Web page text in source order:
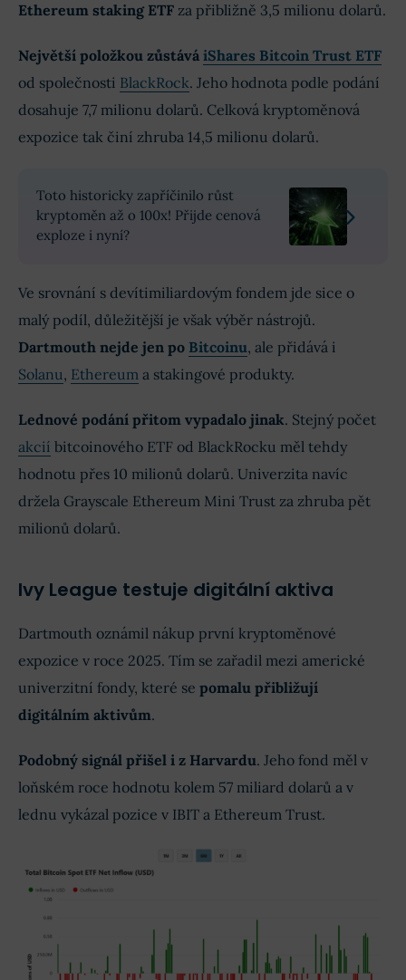
Ethereum staking ETF za přibližně 3,5 milionu dolarů.
Největší položkou zůstává iShares Bitcoin Trust ETF
od společnosti BlackRock. Jeho hodnota podle podání
dosahuje 7,7 milionu dolarů. Celková kryptoměnová
expozice tak činí zhruba 14,5 milionu dolarů.
Toto historicky zapříčinilo růst
kryptoměn až o 100x! Přijde cenová
exploze i nyní?
Ve srovnání s devítimiliardovým fondem jde sice o
malý podíl, důležitější je však výběr nástrojů.
Dartmouth nejde jen po Bitcoinu, ale přidává i
Solanu, Ethereum a stakingové produkty.
Lednové podání přitom vypadalo jinak. Stejný počet
akcií bitcoinového ETF od BlackRocku měl tehdy
hodnotu přes 10 milionů dolarů. Univerzita navíc
držela Grayscale Ethereum Mini Trust za zhruba pět
milionů dolarů.
Ivy League testuje digitální aktiva
Dartmouth oznámil nákup první kryptoměnové
expozice v roce 2025. Tím se zařadil mezi americké
univerzitní fondy, které se pomalu přibližují
digitálním aktivům.
Podobný signál přišel i z Harvardu. Jeho fond měl v
loňském roce hodnotu kolem 57 miliard dolarů a v
lednu vykázal pozice v IBIT a Ethereum Trust.